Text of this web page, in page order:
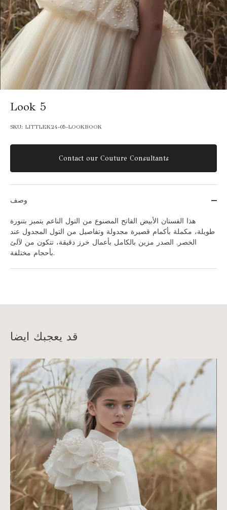
Look 5
SKU: LITTLEK24-05-LOOKBOOK
Contact our Couture Consultants
وصف
هذا الفستان الأبيض الفاتح المصنوع من التول الناعم يتميز بتنورة
طويلة، مكملة بأكمام قصيرة مجدولة وتفاصيل من التول المجدول عند
الخصر. الصدر مزين بالكامل بأعمال خرز دقيقة، تتكون من لآلئ
بأحجام مختلفة.
قد يعجبك ايضا